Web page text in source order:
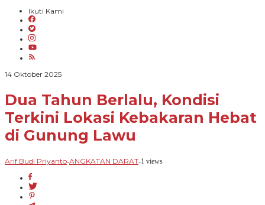
Ikuti Kami
14 Oktober 2025oleh
Priyanto
Dua Tahun Berlalu, Kondisi
Terkini Lokasi Kebakaran Hebat
di Gunung Lawu
Arif Budi Priyanto-ANGKATAN DARAT-1 views